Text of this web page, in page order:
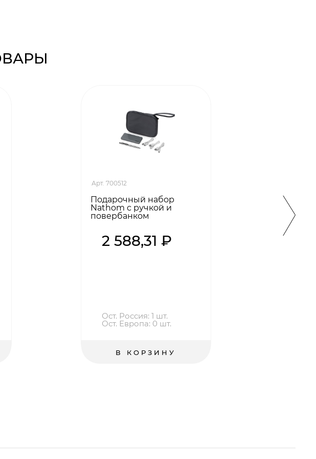
Арт. 700512
Подарочный набор
Nathom с ручкой и
повербанком
2 588,31 ₽
Ост. Россия: 1 шт.
Ост. Европа: 0 шт.
В КОРЗИНУ